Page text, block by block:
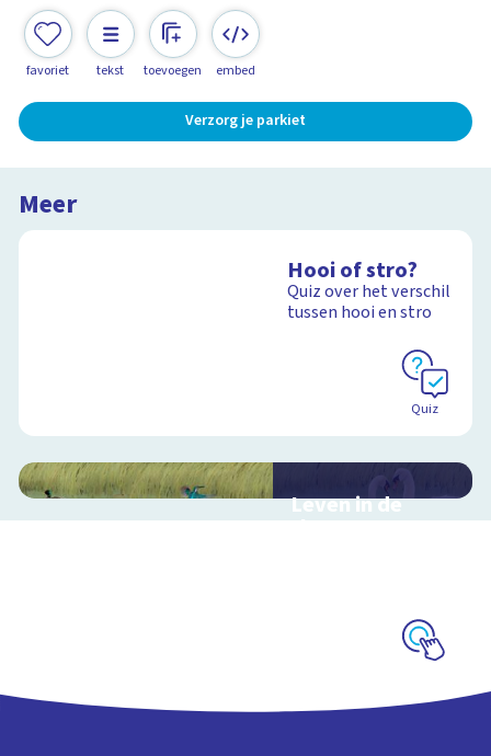
favoriet tekst toevoegen embed
Verzorg je parkiet
Meer
Hooi of stro?
Quiz over het verschil
tussen hooi en stro
Quiz
Leven in de
sloot